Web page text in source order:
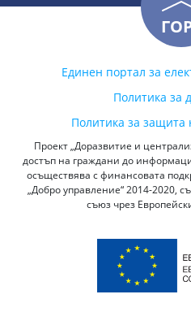
Единен портал за
Политика за
Политика за
Проект „Доразвитие и
достъп на граждани до
осъществява с финансовата
„Добро управление“ 2014-2020,
съюз чрез